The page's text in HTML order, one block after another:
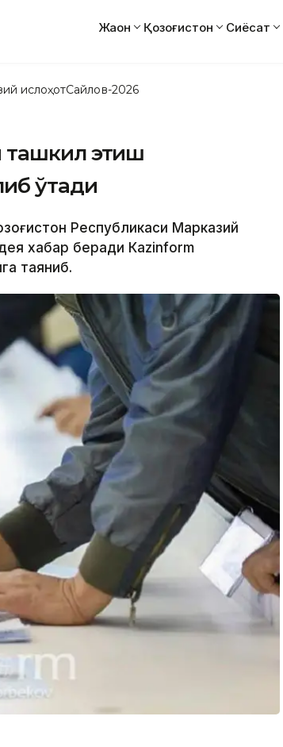
Жаҳон Қозоғистон Сиёсат
ислоҳотСайлов-2026
ташкил этиш
ўтади
Республикаси Марказий
хабар беради Кazinform
таяниб.